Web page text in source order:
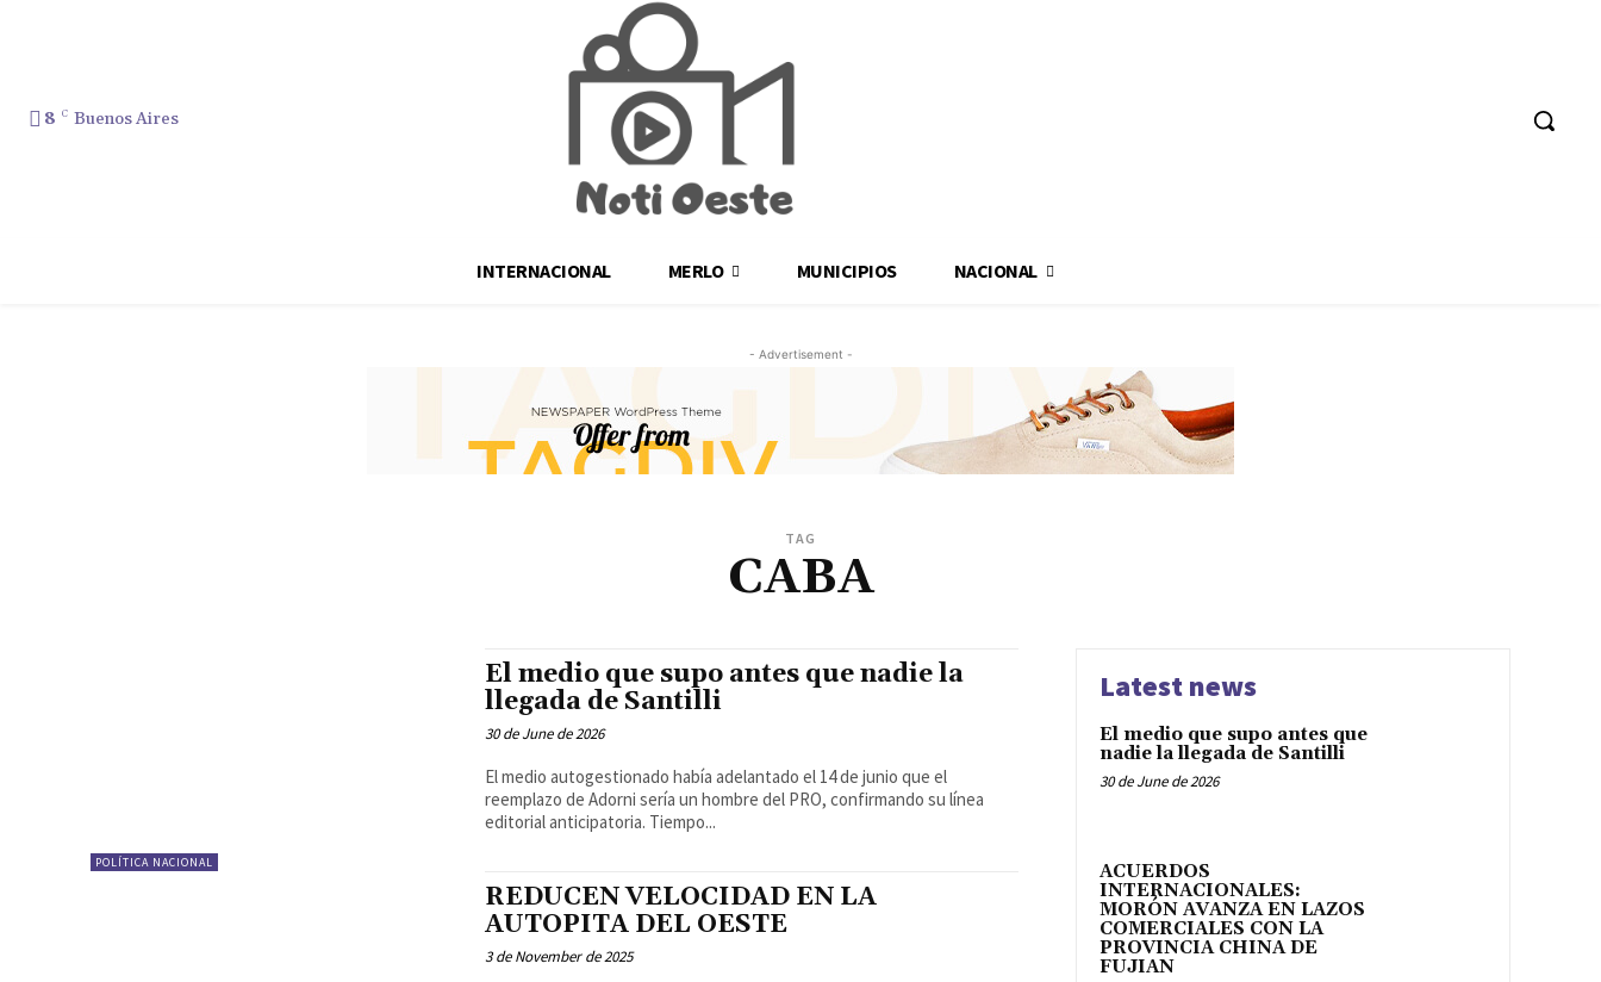
8 C Buenos Aires
INTERNACIONAL MERLO MUNICIPIOS NACIONAL
- Advertisement -
TAG
CABA
POLÍTICA NACIONAL
El medio que supo antes que nadie la
llegada de Santilli
30 de June de 2026
El medio autogestionado había adelantado el 14 de junio que el
reemplazo de Adorni sería un hombre del PRO, confirmando su línea
editorial anticipatoria. Tiempo...
REDUCEN VELOCIDAD EN LA
AUTOPITA DEL OESTE
3 de November de 2025
Latest news
El medio que supo antes que
nadie la llegada de Santilli
30 de June de 2026
ACUERDOS
INTERNACIONALES:
MORÓN AVANZA EN LAZOS
COMERCIALES CON LA
PROVINCIA CHINA DE
FUJIAN